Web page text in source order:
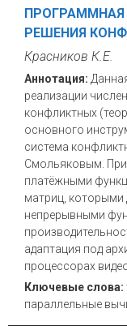
РЕШЕНИЯ
Красников К.Е.
Аннотация:
реализации
конфликтных
основного
система
Смольяковым.
платёжными
матриц, которыми
непрерывными
адаптация под
процессорах
Ключевые слова:
параллельные